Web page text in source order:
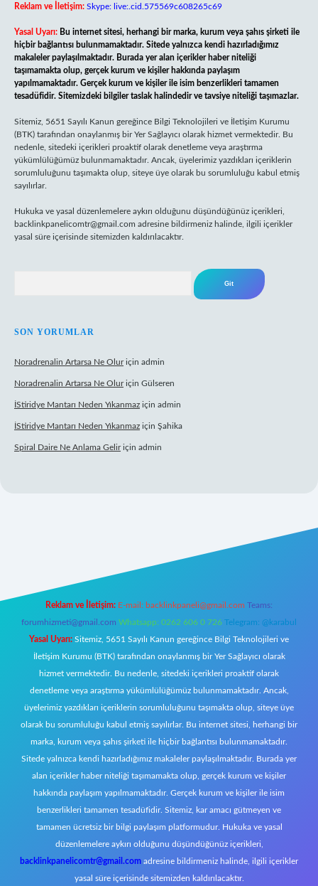
Reklam ve İletişim: Skype: live:.cid.575569c608265c69
Yasal Uyarı: Bu internet sitesi, herhangi bir marka, kurum veya şahıs şirketi ile
hiçbir bağlantısı bulunmamaktadır. Sitede yalnızca kendi hazırladığımız
makaleler paylaşılmaktadır. Burada yer alan içerikler haber niteliği
taşımamakta olup, gerçek kurum ve kişiler hakkında paylaşım
yapılmamaktadır. Gerçek kurum ve kişiler ile isim benzerlikleri tamamen
tesadüfidir. Sitemizdeki bilgiler taslak halindedir ve tavsiye niteliği taşımazlar.
Sitemiz, 5651 Sayılı Kanun gereğince Bilgi Teknolojileri ve İletişim Kurumu
(BTK) tarafından onaylanmış bir Yer Sağlayıcı olarak hizmet vermektedir. Bu
nedenle, sitedeki içerikleri proaktif olarak denetleme veya araştırma
yükümlülüğümüz bulunmamaktadır. Ancak, üyelerimiz yazdıkları içeriklerin
sorumluluğunu taşımakta olup, siteye üye olarak bu sorumluluğu kabul etmiş
sayılırlar.
Hukuka ve yasal düzenlemelere aykırı olduğunu düşündüğünüz içerikleri,
backlinkpanelicomtr@gmail.com adresine bildirmeniz halinde, ilgili içerikler
yasal süre içerisinde sitemizden kaldırılacaktır.
SON YORUMLAR
Noradrenalin Artarsa Ne Oluriçin admin
Noradrenalin Artarsa Ne Oluriçin Gülseren
İStiridye Mantarı Neden Yıkanmaz için admin
İStiridye Mantarı Neden Yıkanmaz için Şahika
Spiral Daire Ne Anlama Geliriçin admin
Reklam ve İletişim: E-mail: backlinkpaneli@gmail.com Teams:
forumhizmeti@gmail.com Whatsapp: 0262 606 0 726 Telegram: @karabul
Yasal Uyarı: Sitemiz, 5651 Sayılı Kanun gereğince Bilgi Teknolojileri ve
İletişim Kurumu (BTK) tarafından onaylanmış bir Yer Sağlayıcı olarak
hizmet vermektedir. Bu nedenle, sitedeki içerikleri proaktif olarak
denetleme veya araştırma yükümlülüğümüz bulunmamaktadır. Ancak,
üyelerimiz yazdıkları içeriklerin sorumluluğunu taşımakta olup, siteye üye
olarak bu sorumluluğu kabul etmiş sayılırlar. Bu internet sitesi, herhangi bir
marka, kurum veya şahıs şirketi ile hiçbir bağlantısı bulunmamaktadır.
Sitede yalnızca kendi hazırladığımız makaleler paylaşılmaktadır. Burada yer
alan içerikler haber niteliği taşımamakta olup, gerçek kurum ve kişiler
hakkında paylaşım yapılmamaktadır. Gerçek kurum ve kişiler ile isim
benzerlikleri tamamen tesadüfidir. Sitemiz, kar amacı gütmeyen ve
tamamen ücretsiz bir bilgi paylaşım platformudur. Hukuka ve yasal
düzenlemelere aykırı olduğunu düşündüğünüz içerikleri,
backlinkpanelicomtr@gmail.com adresine bildirmeniz halinde, ilgili içerikler
yasal süre içerisinde sitemizden kaldırılacaktır.